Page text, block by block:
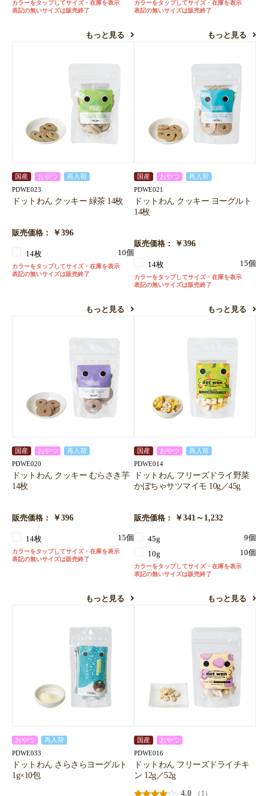
カラーをタップしてサイズ・在庫を表示
表記の無いサイズは販売終了
もっと見る
カラーをタップしてサイズ・在庫を表示
表記の無いサイズは販売終了
もっと見る
国産 おやつ 再入荷
PDWE023
ドットわん クッキー 緑茶 14枚
販売価格： ￥396
14枚 10個
カラーをタップしてサイズ・在庫を表示
表記の無いサイズは販売終了
もっと見る
国産 おやつ 再入荷
PDWE021
ドットわん クッキー ヨーグルト
14枚
販売価格： ￥396
14枚 15個
カラーをタップしてサイズ・在庫を表示
表記の無いサイズは販売終了
もっと見る
国産 おやつ 再入荷
PDWE020
ドットわん クッキー むらさき芋
14枚
販売価格： ￥396
14枚 15個
カラーをタップしてサイズ・在庫を表示
表記の無いサイズは販売終了
もっと見る
国産 おやつ 再入荷
PDWE014
ドットわん フリーズドライ野菜
かぼちゃサツマイモ 10g／45g
販売価格： ￥341～1,232
45g
9個
10g
10個
カラーをタップしてサイズ・在庫を表示
表記の無いサイズは販売終了
もっと見る
おやつ 再入荷
PDWE033
ドットわん さらさらヨーグルト
1g×10包
国産 おやつ
PDWE016
ドットわん フリーズドライチキ
ン 12g／52g
4.0
（1）